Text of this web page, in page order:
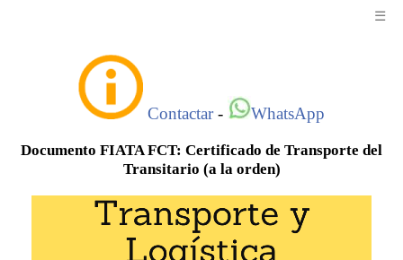
☰
Contactar- WhatsApp
Documento FIATA FCT: Certificado de Transporte del
Transitario (a la orden)